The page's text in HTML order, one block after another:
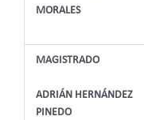
MORALES
MAGISTRADO
ADRIÁN HERNÁNDEZ
PINEDO